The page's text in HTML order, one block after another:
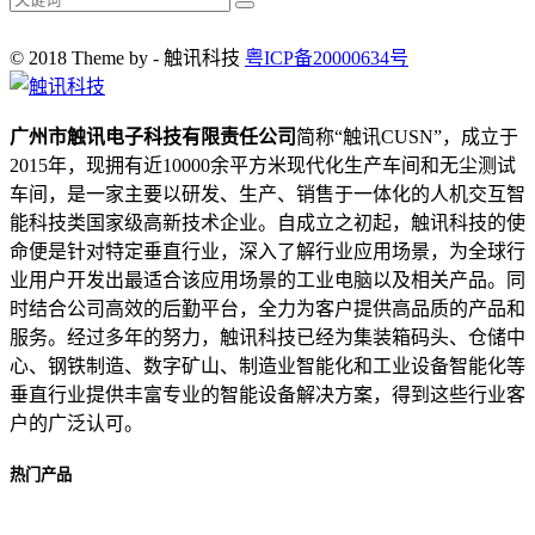
© 2018 Theme by - 触讯科技 粤ICP备20000634号
广州市触讯电子科技有限责任公司 简称“触讯CUSN”，成立于
2015年，现拥有近10000余平方米现代化生产车间和无尘测试
车间，是一家主要以研发、生产、销售于一体化的人机交互智
能科技类国家级高新技术企业。自成立之初起，触讯科技的使
命便是针对特定垂直行业，深入了解行业应用场景，为全球行
业用户开发出最适合该应用场景的工业电脑以及相关产品。同
时结合公司高效的后勤平台，全力为客户提供高品质的产品和
服务。经过多年的努力，触讯科技已经为集装箱码头、仓储中
心、钢铁制造、数字矿山、制造业智能化和工业设备智能化等
垂直行业提供丰富专业的智能设备解决方案，得到这些行业客
户的广泛认可。
热门产品